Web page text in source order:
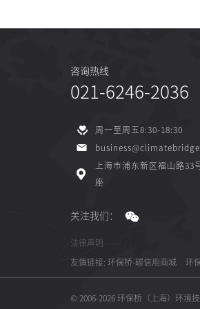
咨询热线
021-6246-2036
周一至周五8:30-18:30
上海市浦东新区福山路33
座
关注我们：
法律声明
友情链接: 环保桥-碳信用商城 环
© 2006-2026 环保桥（上海）环境